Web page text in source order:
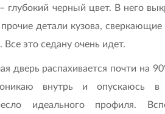
глубокий черный цвет. В него
детали кузова,
это седану очень идет.
дверь распахивается почти на
внутрь и опускаюсь в
идеального профиля.